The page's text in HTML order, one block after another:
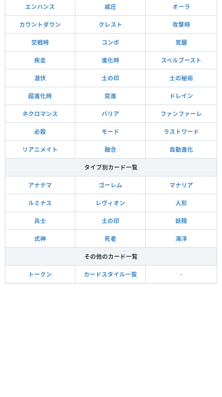
エンハンス 威圧 オーラ
カウントダウン クレスト 攻撃時
交戦時 コンボ 覚醒
疾走 進化時 スペルブースト
潜伏 土の印 土の秘術
超進化時 突進 ドレイン
ネクロマンス バリア ファンファーレ
必殺 モード ラストワード
リアニメイト 融合 自動進化
タイプ別カード一覧
アナテマ ゴーレム マナリア
ルミナス レヴィオン 人形
兵士 土の印 妖精
式神 死者 海洋
その他のカード一覧
トークン カードスタイル一覧 -